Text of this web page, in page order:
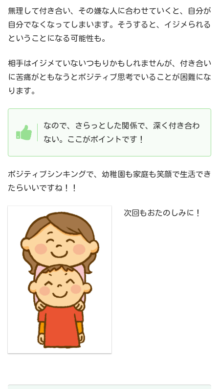
無理して付き合い、その嫌な人に合わせていくと、自分が
自分でなくなってしまいます。そうすると、イジメられる
ということになる可能性も。
相手はイジメていないつもりかもしれませんが、付き合い
に苦痛がともなうとポジティブ思考でいることが困難にな
ります。
なので、さらっとした関係で、深く付き合わ
ない。ここがポイントです！
ポジティブシンキングで、幼稚園も家庭も笑顔で生活でき
たらいいですね！！
次回もおたのしみに！